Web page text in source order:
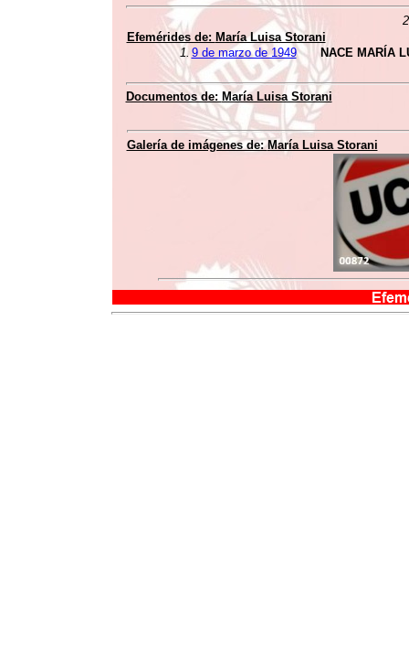
Efemérides de: María Luisa Storani
1.9 de marzo de 1949 NACE MARÍA
Documentos de: María Luisa Storani
Galería de imágenes de:María Luisa Storani